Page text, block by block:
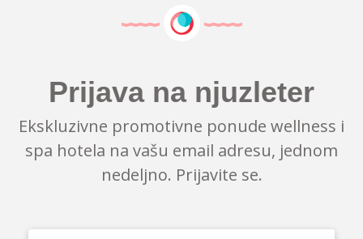
Prijava na njuzleter
Ekskluzivne promotivne ponude wellness i
spa hotela na vašu email adresu, jednom
nedeljno. Prijavite se.